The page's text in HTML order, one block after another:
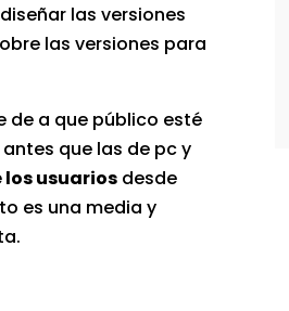
las versiones
las versiones para
de a que público esté
que las de pc y
usuarios desde
es una media y